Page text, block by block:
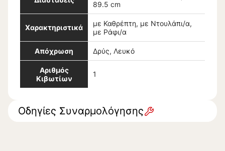
89.5 cm
Χαρακτηριστικά
με Καθρέπτη, με Ντουλάπι/α,
με Ράφι/α
Απόχρωση Δρύς, Λευκό
Αριθμός
Κιβωτίων
1
Οδηγίες Συναρμολόγησης